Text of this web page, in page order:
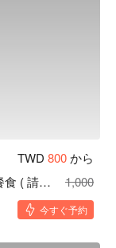
TWD 800から
不指定雙人房 2h｜平日贈 1h｜依時段贈餐食 ( 請見方案資訊 )
1,000
今すぐ予約